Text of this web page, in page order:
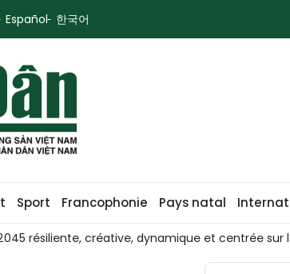
Español 한국어
Sport Francophonie Pays natal
résiliente, créative, dynamique et centrée sur